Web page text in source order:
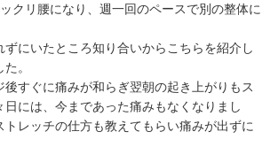
クリ腰になり、週一回のペースで別の整体に
ずにいたところ知り合いからこちらを紹介し
。
後すぐに痛みが和らぎ翌朝の起き上がりもス
日には、今まであった痛みもなくなりまし
トレッチの仕方も教えてもらい痛みが出ずに